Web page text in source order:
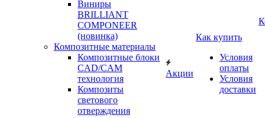
Виниры
BRILLIANT
COMPONEER
(новинка)
Композитные материалы
Композитные блоки
CAD/СAM
технология
Композиты
светового
отверждения
Акции
Как купить
Условия
оплаты
Условия
доставки